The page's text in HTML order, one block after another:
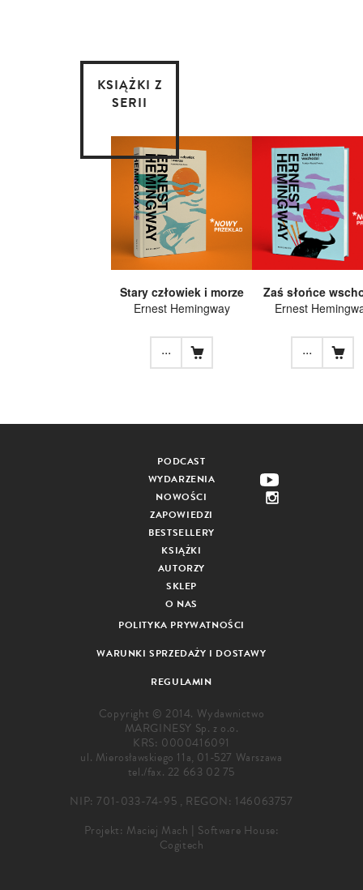
KSIĄŻKI Z
SERII
Stary człowiek i morze
Ernest Hemingway
...
Zaś słońce
Ernest
...
PODCAST
WYDARZENIA
NOWOŚCI
ZAPOWIEDZI
BESTSELLERY
KSIĄŻKI
AUTORZY
SKLEP
O NAS
POLITYKA PRYWATNOŚCI
WARUNKI SPRZEDAŻY I DOSTAWY
REGULAMIN
Copyright © 2014. Wydawnictwo
MARGINESY Sp. z o.o.
KRS: 0000416091
ul. Mierosławskiego 11a, 01-527 Warszawa
tel./fax. 22 663 02 75
NIP: 701-033-74-95 , REGON: 146063757
Projekt: Maciej Mach | Software House:
Cogitech